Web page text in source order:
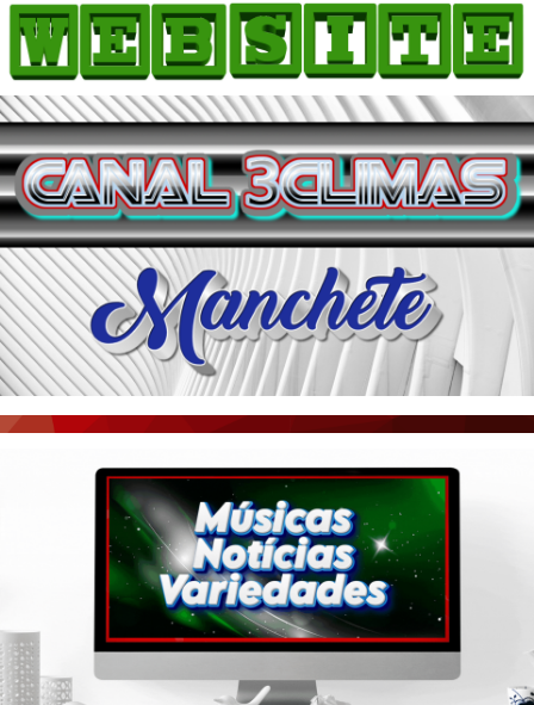
HOME
COMO ANUNCIAR
JORNAIS DO BRASIL
PODCAST/NOTÍCIAS
AS NOTÍCIAS DO DIA
ACONTECEU...VIROU MANCHETE!
BLOGS & COLUNAS
AGÊNCIA DE NOTÍCIAS
CNN BRASIL
PORTAL CEARÁ
ÚLTIMAS POSTAGENS
BOAS NOTÍCIAS...VIRAM MANCHETE!